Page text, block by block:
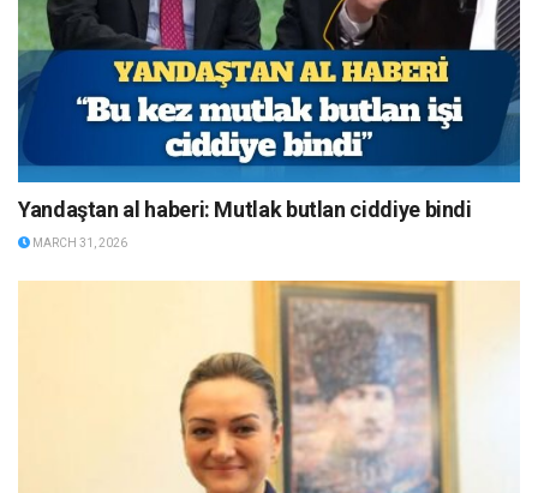
Yandaştan al haberi: Mutlak butlan ciddiye bindi
MARCH 31, 2026